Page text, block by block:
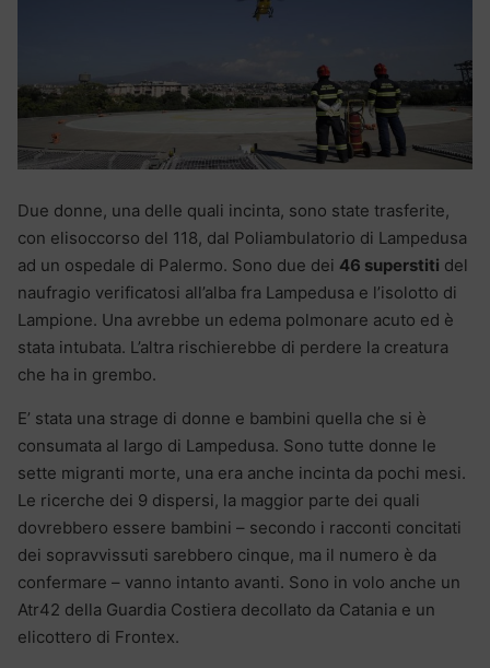
Due donne, una delle quali incinta, sono state trasferite,
con elisoccorso del 118, dal Poliambulatorio di Lampedusa
ad un ospedale di Palermo. Sono due dei 46 superstiti del
naufragio verificatosi all’alba fra Lampedusa e l’isolotto di
Lampione. Una avrebbe un edema polmonare acuto ed è
stata intubata. L’altra rischierebbe di perdere la creatura
che ha in grembo.
E’ stata una strage di donne e bambini quella che si è
consumata al largo di Lampedusa. Sono tutte donne le
sette migranti morte, una era anche incinta da pochi mesi.
Le ricerche dei 9 dispersi, la maggior parte dei quali
dovrebbero essere bambini – secondo i racconti concitati
dei sopravvissuti sarebbero cinque, ma il numero è da
confermare – vanno intanto avanti. Sono in volo anche un
Atr42 della Guardia Costiera decollato da Catania e un
elicottero di Frontex.